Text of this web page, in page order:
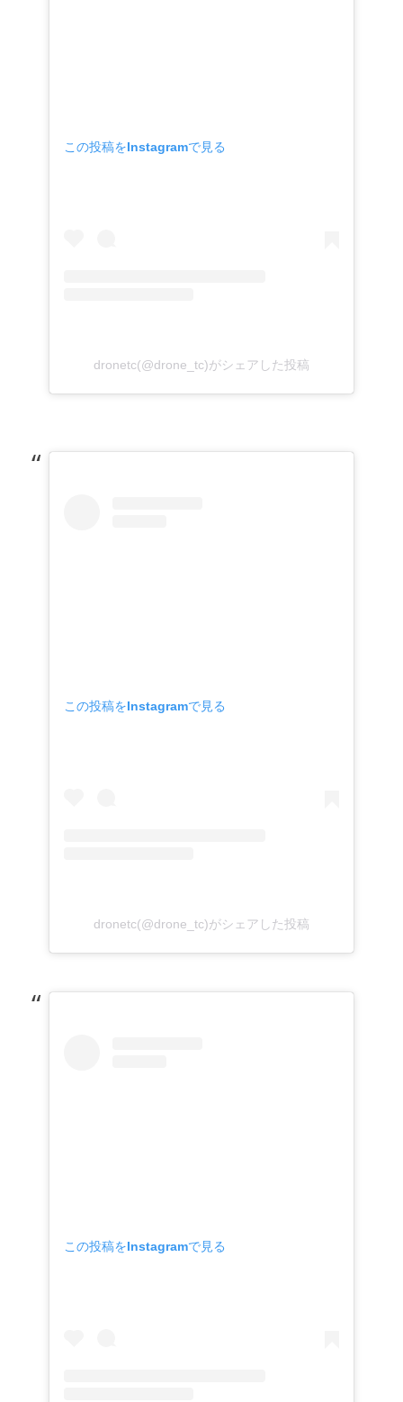
この投稿をInstagramで見る
dronetc(@drone_tc)がシェアした投稿
この投稿をInstagramで見る
dronetc(@drone_tc)がシェアした投稿
この投稿をInstagramで見る